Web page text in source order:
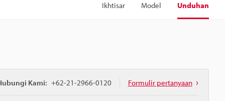
Ikhtisar Model Unduhan
Kami: +62-21-2966-0120 Formulir pertanyaan